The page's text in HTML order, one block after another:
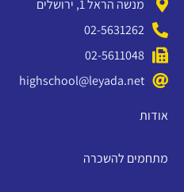
מנשה הראל 1, ירושלים
02-5631262
02-5611048
highschool@leyada.net
אודות
מתחמים להשכרה